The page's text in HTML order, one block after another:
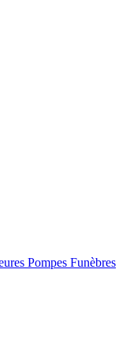
Pompes Funèbres